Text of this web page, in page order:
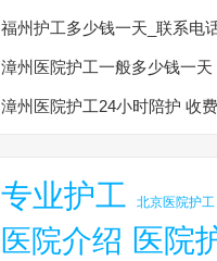
福州护工多少钱一天_联系电
漳州医院护工一般多少钱一天
漳州医院护工24小时陪护 收
专业护工 北京医院护工
医院介绍 医院